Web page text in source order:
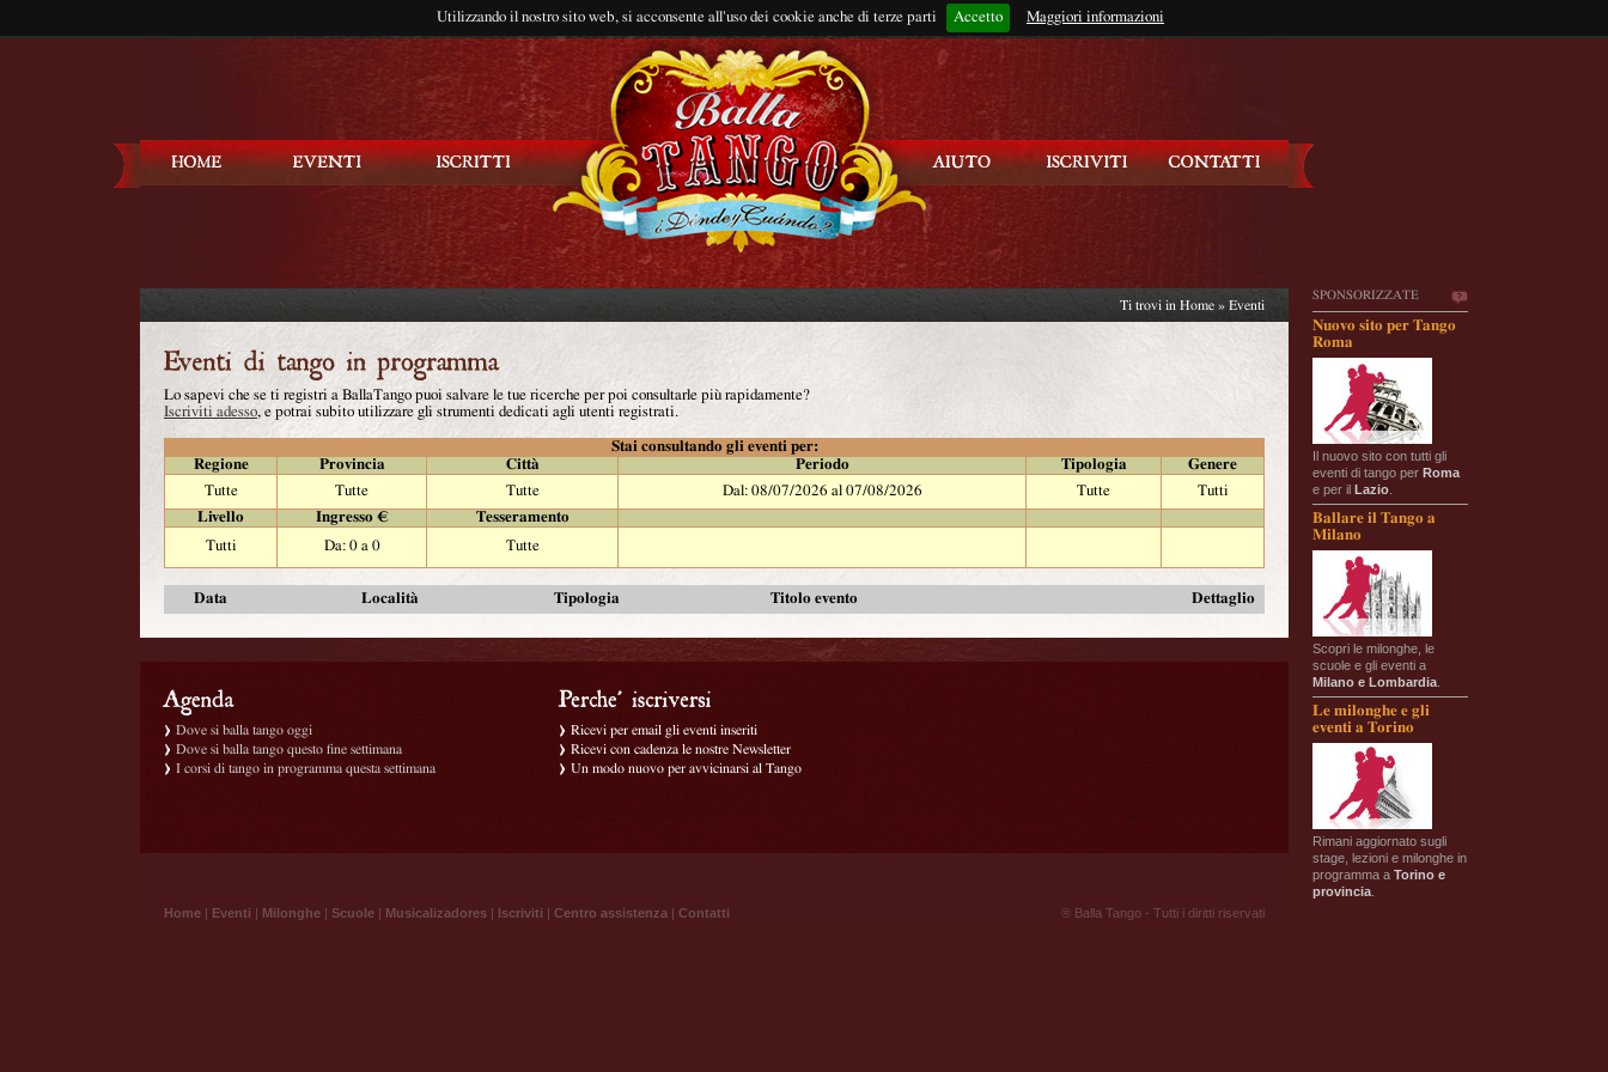
Utilizzando il nostro sito web, si acconsente all'uso dei cookie anche di terze parti Accetto Maggiori informazioni
Rimani connesso?
SPONSORIZZATE
Nuovo sito per Tango
Roma
Il nuovo sito con tutti gli
eventi di tango per Roma
e per il Lazio
Ballare il Tango a
Milano
Scopri le milonghe, le
scuole e gli eventi a
Milano e Lombardia
Le milonghe e gli
eventi a Torino
Rimani aggiornato sugli
stage, lezioni e milonghe in
programma a Torino e
provincia
Ti trovi in Home » Eventi
Lo sapevi che se ti registri a BallaTango puoi salvare le tue ricerche per poi consultarle più rapidamente?
Iscriviti adesso, e potrai subito utilizzare gli strumenti dedicati agli utenti registrati.
Stai consultando gli eventi per:
Regione
Provincia Città Periodo Tipologia
Genere
Tutte
Tutte Tutte Dal: 08/07/2026 al 07/08/2026 Tutte
Tutti
Livello
Ingresso €
Tesseramento
Tutti
Da: 0 a 0 Tutte
Data Località Tipologia Titolo evento Dettaglio
Dove si balla tango oggi
Dove si balla tango questo fine settimana
I corsi di tango in programma questa settimana
Ricevi per email gli eventi inseriti
Ricevi con cadenza le nostre Newsletter
Un modo nuovo per avvicinarsi al Tango
Home | Eventi | Milonghe | Scuole | Musicalizadores | Iscriviti | Centro assistenza | Contatti ® Balla Tango - Tutti i diritti riservati